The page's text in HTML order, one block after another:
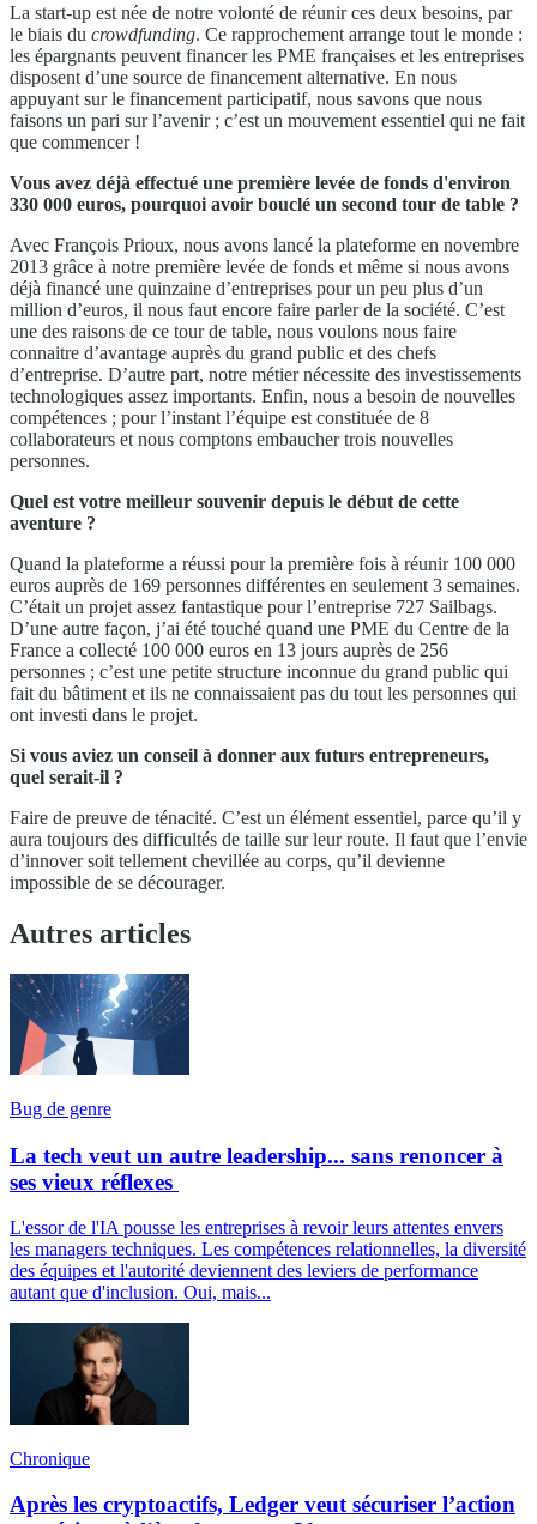
La start-up est née de notre volonté de réunir ces deux besoins, par
le biais du crowdfunding. Ce rapprochement arrange tout le monde :
les épargnants peuvent financer les PME françaises et les entreprises
disposent d’une source de financement alternative. En nous
appuyant sur le financement participatif, nous savons que nous
faisons un pari sur l’avenir ; c’est un mouvement essentiel qui ne fait
que commencer !
Vous avez déjà effectué une première levée de fonds d'environ
330 000 euros, pourquoi avoir bouclé un second tour de table ?
Avec François Prioux, nous avons lancé la plateforme en novembre
2013 grâce à notre première levée de fonds et même si nous avons
déjà financé une quinzaine d’entreprises pour un peu plus d’un
million d’euros, il nous faut encore faire parler de la société. C’est
une des raisons de ce tour de table, nous voulons nous faire
connaitre d’avantage auprès du grand public et des chefs
d’entreprise. D’autre part, notre métier nécessite des investissements
technologiques assez importants. Enfin, nous a besoin de nouvelles
compétences ; pour l’instant l’équipe est constituée de 8
collaborateurs et nous comptons embaucher trois nouvelles
personnes.
Quel est votre meilleur souvenir depuis le début de cette
aventure ?
Quand la plateforme a réussi pour la première fois à réunir 100 000
euros auprès de 169 personnes différentes en seulement 3 semaines.
C’était un projet assez fantastique pour l’entreprise 727 Sailbags.
D’une autre façon, j’ai été touché quand une PME du Centre de la
France a collecté 100 000 euros en 13 jours auprès de 256
personnes ; c’est une petite structure inconnue du grand public qui
fait du bâtiment et ils ne connaissaient pas du tout les personnes qui
ont investi dans le projet.
Si vous aviez un conseil à donner aux futurs entrepreneurs,
quel serait-il ?
Faire de preuve de ténacité. C’est un élément essentiel, parce qu’il y
aura toujours des difficultés de taille sur leur route. Il faut que l’envie
d’innover soit tellement chevillée au corps, qu’il devienne
impossible de se décourager.
Autres articles
Bug de genre
La tech veut un autre leadership... sans renoncer à
ses vieux réflexes
L'essor de l'IA pousse les entreprises à revoir leurs attentes envers
les managers techniques. Les compétences relationnelles, la diversité
des équipes et l'autorité deviennent des leviers de performance
autant que d'inclusion. Oui, mais...
Chronique
Après les cryptoactifs, Ledger veut sécuriser l’action